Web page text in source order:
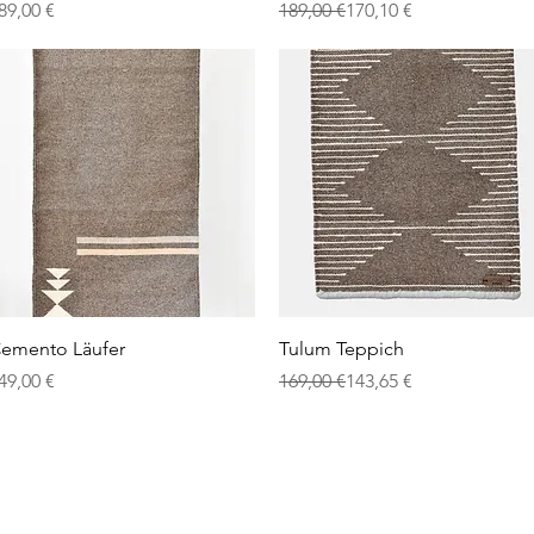
€
Standardpreis
189,00 €
Sale-Preis170,10 €
Schnellansicht
Läufer
€
Schnellansicht
Tulum Teppich
Standardpreis
169,00 €
Sale-Preis143,65 €